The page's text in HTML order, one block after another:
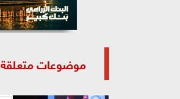
موضوعات متعلقة